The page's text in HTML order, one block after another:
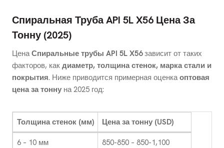
Спиральная Труба API 5L X56 Цена За
Тонну (2025)
ЦенаСпиральные трубы API 5L X56зависит от таких
факторов, как диаметр, толщина стенок, марка стали и
покрытия. Ниже приводится примерная оценкаоптовая
цена за тонну на 2025 год:
Толщина стенок (мм) Цена за тонну (USD)
6 – 10 мм
850-850 – 850-1,100